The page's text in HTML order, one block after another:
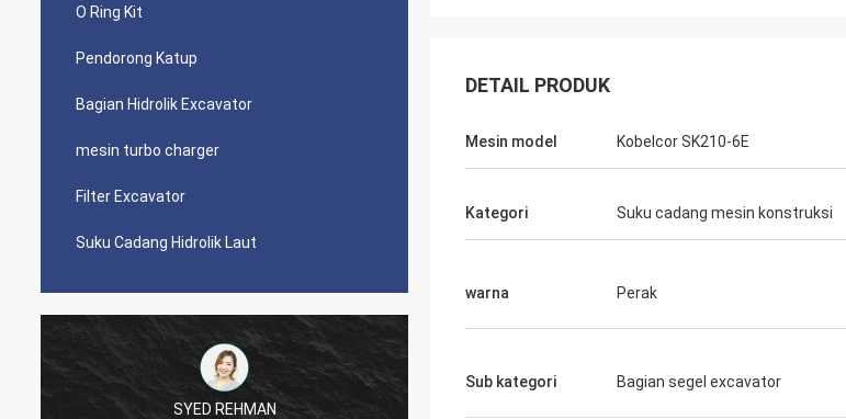
O Ring Kit
Pendorong Katup
Bagian Hidrolik Excavator
mesin turbo charger
Filter Excavator
Suku Cadang Hidrolik Laut
SYED REHMAN
DETAIL PRODUK
Mesin model Kobelcor SK210-6E
Kategori Suku cadang mesin konstruksi
warna Perak
Sub kategori Bagian segel excavator